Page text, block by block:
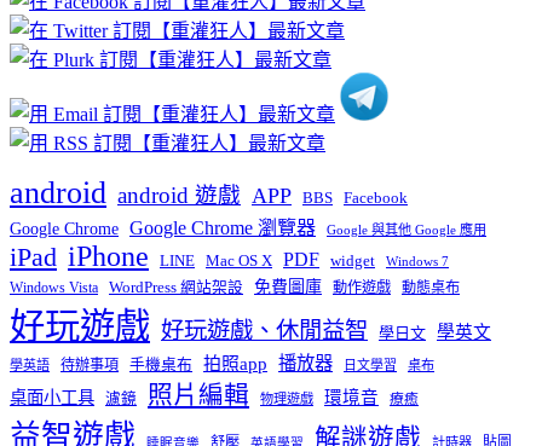
分
類
android android 遊戲 APP BBS Facebook
Google Chrome Google Chrome 瀏覽器 Google 與其他 Google 應用
iPad iPhone LINE Mac OS X PDF widget Windows 7
Windows Vista WordPress 網站架設 免費圖庫 動作遊戲 動態桌布
好玩遊戲 好玩遊戲、休閒益智 學日文 學英文
學英語 待辦事項 手機桌布 拍照app 播放器 日文學習 桌布
桌面小工具 濾鏡 照片編輯 物理遊戲 環境音 療癒
益智遊戲 睡眠音樂 舒壓 英語學習 解謎遊戲 計時器
貼圖